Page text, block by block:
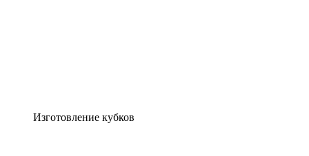
Изготовление кубков